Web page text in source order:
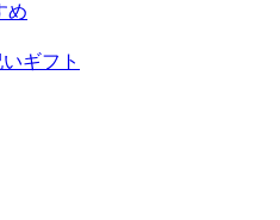
め
ギフト